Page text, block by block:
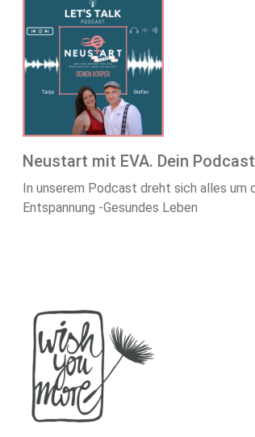
Neustart mit EVA. Dein
In unserem Podcast dreht sich alles um
Entspannung -Gesundes Leben